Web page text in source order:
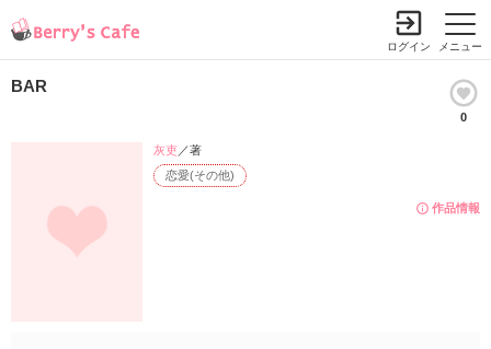
メニュー
ログイン
BAR
0
作品情報
恋愛(その他)
灰吏／著